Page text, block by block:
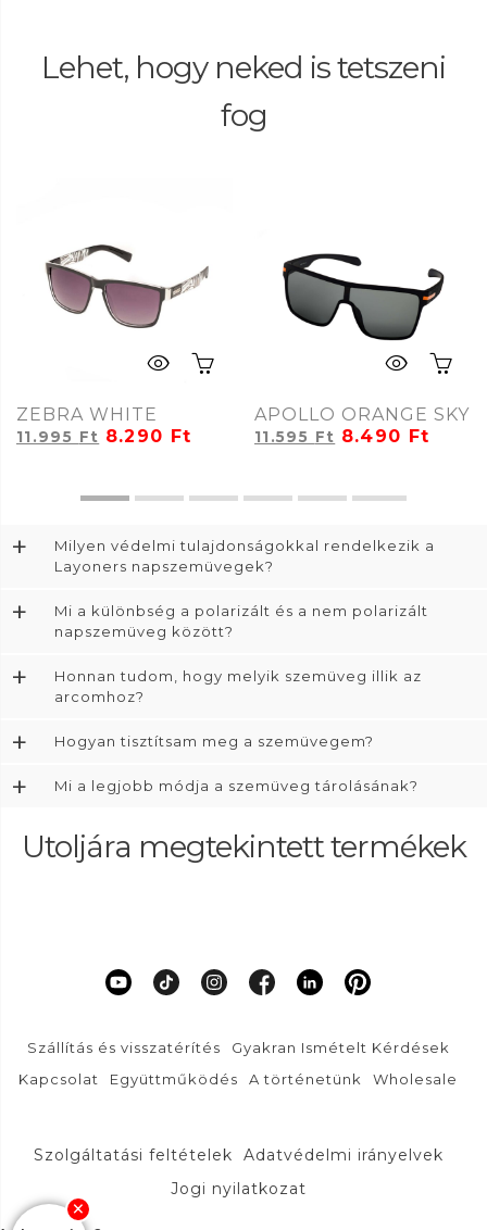
Lehet, hogy neked is tetszeni
fog
ZEBRA WHITE
11.995 Ft 8.290 Ft
APOLLO ORANGE SKY
11.595 Ft 8.490 Ft
+
Milyen védelmi tulajdonságokkal rendelkezik a
Layoners napszemüvegek?
+
Mi a különbség a polarizált és a nem polarizált
napszemüveg között?
+
Honnan tudom, hogy melyik szemüveg illik az
arcomhoz?
+ Hogyan tisztítsam meg a szemüvegem?
+ Mi a legjobb módja a szemüveg tárolásának?
Utoljára megtekintett termékek
Szállítás és visszatérítés
Gyakran Ismételt Kérdések
Kapcsolat
Együttműködés A történetünk Wholesale
Szolgáltatási feltételek
Adatvédelmi irányelvek
Jogi nyilatkozat